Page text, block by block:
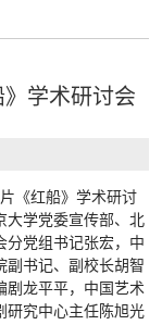
学术研讨会
《红船》学术研讨
大学党委宣传部、北
分党组书记张宏，中
副书记、副校长胡智
剧龙平平，中国艺术
研究中心主任陈旭光